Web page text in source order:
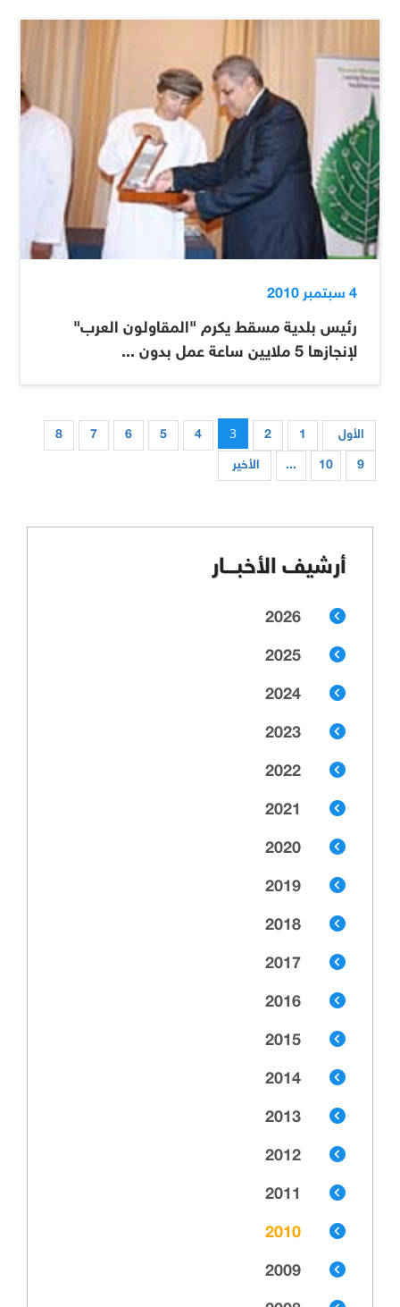
4 سبتمبر 2010
رئيس بلدية مسقط يكرم "المقاولون العرب"
لإنجازها 5 ملايين ساعة عمل بدون ...
الأول 1
2
3
4
5
6
7
8
9
10
... الأخير
أرشيف الأخبـــار
2026
2025
2024
2023
2022
2021
2020
2019
2018
2017
2016
2015
2014
2013
2012
2011
2010
2009